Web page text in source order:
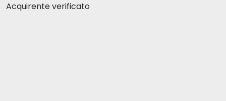
Acquirente verificato